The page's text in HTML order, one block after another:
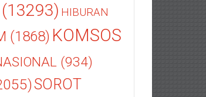
(13293) HIBURAN
(1868) KOMSOS
(934)
SOROT